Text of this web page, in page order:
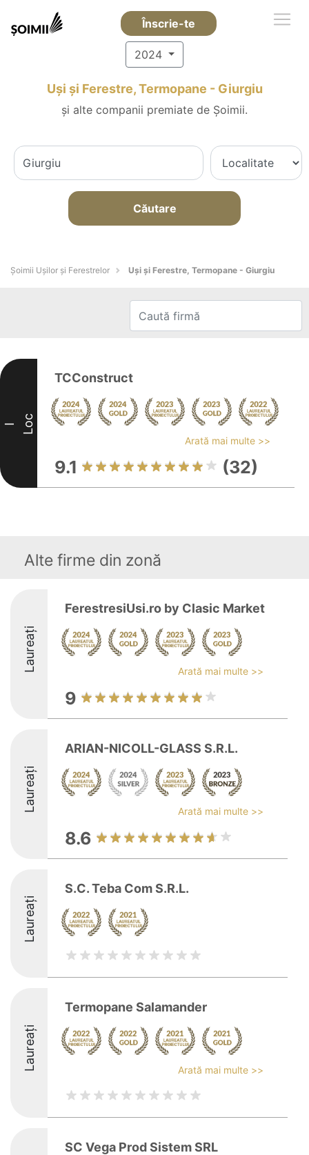
Înscrie-te
2024
Uși și Ferestre, Termopane - Giurgiu
și alte companii premiate de Șoimii.
Căutare
Șoimii Ușilor și Ferestrelor Uși și Ferestre, Termopane - Giurgiu
I Loc
TCConstruct
Arată mai multe >>
9.1 (32)
Alte firme din zonă
Laureați
FerestresiUsi.ro by Clasic Market
Arată mai multe >>
9
Laureați
ARIAN-NICOLL-GLASS S.R.L.
Arată mai multe >>
8.6
Laureați
S.C. Teba Com S.R.L.
Laureați
Termopane Salamander
Arată mai multe >>
SC Vega Prod Sistem SRL